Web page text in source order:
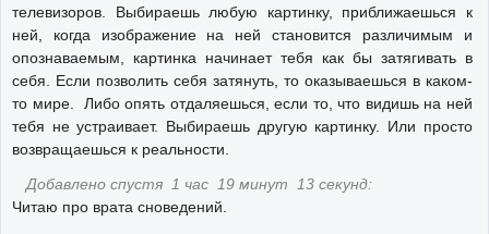
телевизоров. Выбираешь любую картинку, приближаешься к
ней, когда изображение на ней становится различимым и
опознаваемым, картинка начинает тебя как бы затягивать в
себя. Если позволить себя затянуть, то оказываешься в каком-
то мире. Либо опять отдаляешься, если то, что видишь на ней
тебя не устраивает. Выбираешь другую картинку. Или просто
возвращаешься к реальности.
Добавлено спустя 1 час 19 минут 13 секунд:
Читаю про врата сноведений.